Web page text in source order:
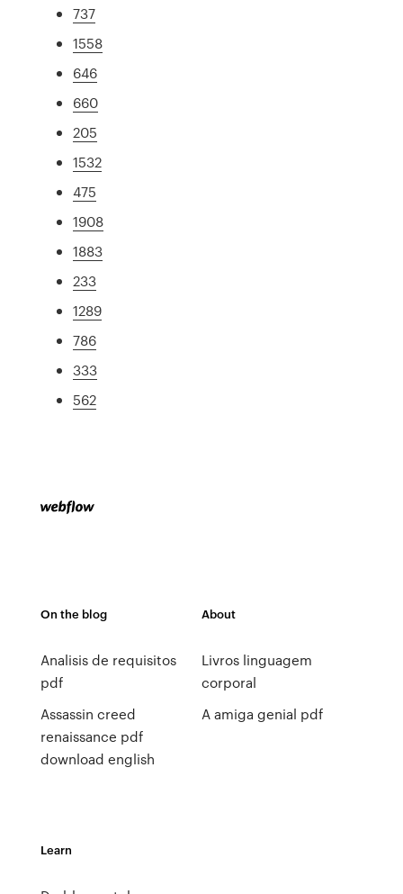
737
1558
646
660
205
1532
475
1908
1883
233
1289
786
333
562
On the blog
Analisis de requisitos
pdf
Assassin creed
renaissance pdf
download english
About
Livros linguagem
corporal
A amiga genial pdf
Learn